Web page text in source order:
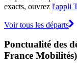
exacts, ouvrez l'appli
Voir tous les départs
Ponctualité des
France Mobilités)